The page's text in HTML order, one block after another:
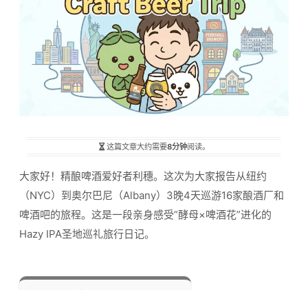
这篇文章大约需要8分钟阅读。
大家好！精酿啤酒爱好者利穗。这次为大家报告从纽约
（NYC）到奥尔巴尼（Albany）3晚4天巡游16家酿酒厂和
啤酒吧的旅程。这是一段亲身感受”酵母×啤酒花”进化的
Hazy IPA圣地巡礼旅行日记。